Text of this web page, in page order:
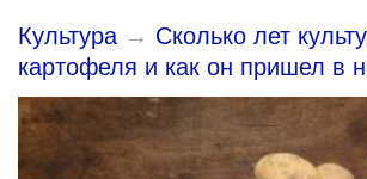
Культура → Сколько лет
картофеля и как он пришел в